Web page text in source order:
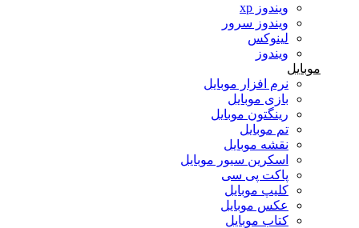
ویندوز xp
ویندوز سرور
لینوکس
ویندوز
موبایل
نرم افزار موبایل
بازی موبایل
رینگتون موبایل
تم موبایل
نقشه موبایل
اسکرین سیور موبایل
پاکت پی سی
کلیپ موبایل
عکس موبایل
کتاب موبایل